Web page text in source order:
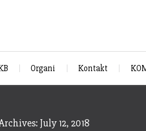
Organi Kontakt
July 12, 2018